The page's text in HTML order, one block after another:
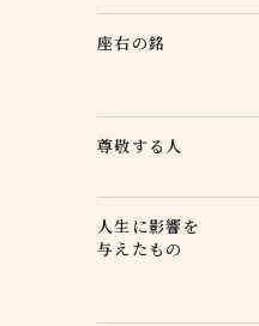
座右の銘
尊敬する人
人生に影響を
与えたもの